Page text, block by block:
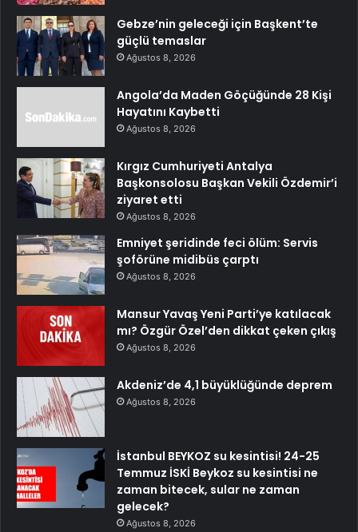
Gebze’nin geleceği için Başkent’te
güçlü temaslar
Ağustos 8, 2026
Angola’da Maden Göçüğünde 28 Kişi
Hayatını Kaybetti
Ağustos 8, 2026
Kırgız Cumhuriyeti Antalya
Başkonsolosu Başkan Vekili Özdemir’i
ziyaret etti
Ağustos 8, 2026
Emniyet şeridinde feci ölüm: Servis
şoförüne midibüs çarptı
Ağustos 8, 2026
Mansur Yavaş Yeni Parti’ye katılacak
mı? Özgür Özel’den dikkat çeken çıkış
Ağustos 8, 2026
Akdeniz’de 4,1 büyüklüğünde deprem
Ağustos 8, 2026
İstanbul BEYKOZ su kesintisi! 24-25
Temmuz İSKİ Beykoz su kesintisi ne
zaman bitecek, sular ne zaman
gelecek?
Ağustos 8, 2026